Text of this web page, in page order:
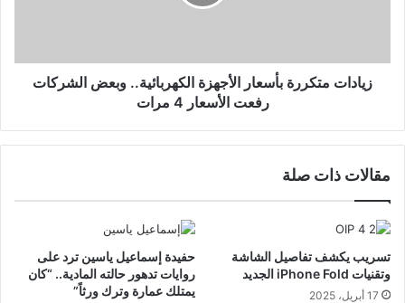
زيادات متكررة بأسعار الأجهزة الكهربائية.. وبعض الشركات
رفعت الأسعار 4 مرات
مقالات ذات صلة
تسريب يكشف تفاصيل الشاشة
وتقنيات iPhone Fold الجديد
17 أبريل، 2025
حفيدة إسماعيل ياسين ترد على
روايات تدهور حالته المادية.. “كان
يمتلك عمارة وترك ورثاً”